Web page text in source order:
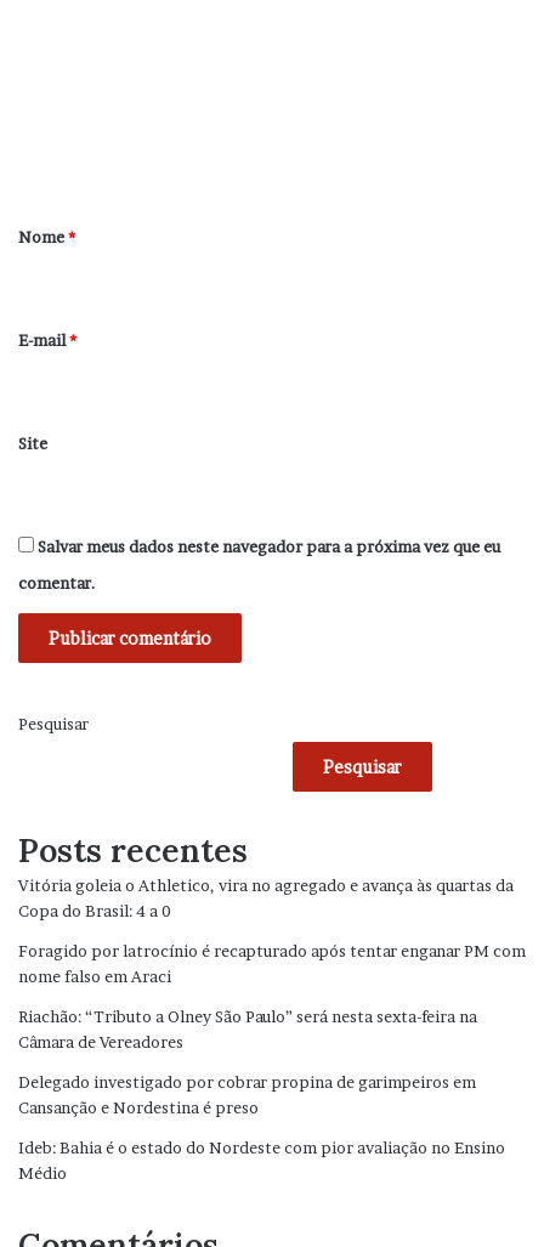
r
*
Nome*
E-mail*
Site
Salvar meus dados neste navegador para a próxima vez que eu
comentar.
Pesquisar
Pesquisar
Posts recentes
Vitória goleia o Athletico, vira no agregado e avança às quartas da
Copa do Brasil: 4 a 0
Foragido por latrocínio é recapturado após tentar enganar PM com
nome falso em Araci
Riachão: “Tributo a Olney São Paulo” será nesta sexta-feira na
Câmara de Vereadores
Delegado investigado por cobrar propina de garimpeiros em
Cansanção e Nordestina é preso
Ideb: Bahia é o estado do Nordeste com pior avaliação no Ensino
Médio